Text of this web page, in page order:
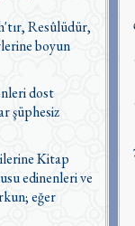
Resûlüdür,
boyun
dost
şüphesiz
Kitap
edinenleri ve
eğer